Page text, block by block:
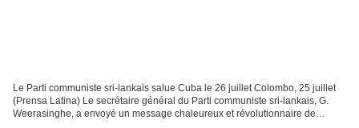
Le Parti communiste sri-lankais salue Cuba le 26 juillet Colombo, 25 juillet
(Prensa Latina) Le secrétaire général du Parti communiste sri-lankais, G.
Weerasinghe, a envoyé un message chaleureux et révolutionnaire de